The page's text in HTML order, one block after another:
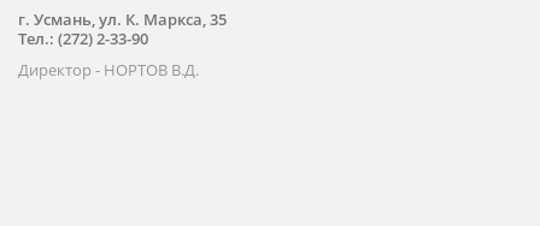
г. Усмань, ул. К. Маркса, 35
Тел.: (272) 2-33-90
Директор - НОРТОВ В.Д.